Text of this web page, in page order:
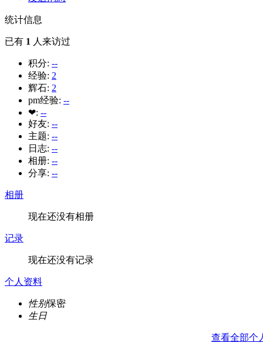
统计信息
已有 1 人来访过
积分: --
经验: 2
辉石: 2
pm经验: --
❤: --
好友: --
主题: --
日志: --
相册: --
分享: --
相册
现在还没有相册
记录
现在还没有记录
个人资料
性别保密
生日
查看全部个